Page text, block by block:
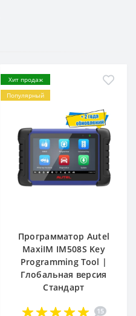
Хит продаж
Популярный
Программатор Autel
MaxiIM IM508S Key
Programming Tool |
Глобальная версия
Стандарт
15